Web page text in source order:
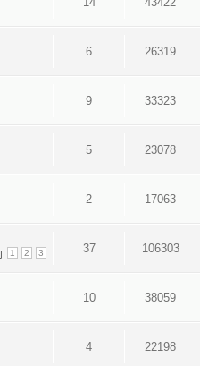
6 26319
9 33323
5 23078
2 17063
1 2 3 37 106303
10 38059
4 22198